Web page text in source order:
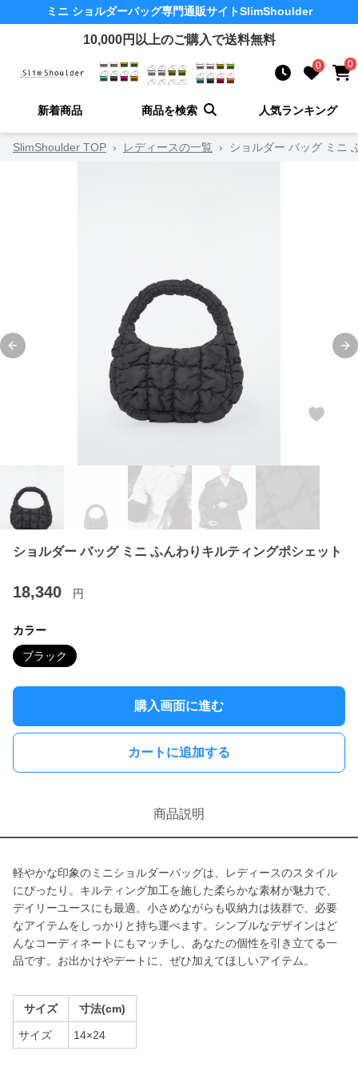
ミニ ショルダーバッグ専門通販サイトSlimShoulder
10,000円以上のご購入で送料無料
0 0
新着商品 商品を検索 人気ランキング
SlimShoulder TOP › レディースの一覧 › ショルダー バッグ ミニ
Previous slide
ショルダー バッグ ミニ ふんわりキルティングポシェット
18,340 円
カラー
ブラック
購入画面に進む
カートに追加する
商品説明
軽やかな印象のミニショルダーバッグは、レディースのスタイル
にぴったり。キルティング加工を施した柔らかな素材が魅力で、
デイリーユースにも最適。小さめながらも収納力は抜群で、必要
なアイテムをしっかりと持ち運べます。シンプルなデザインはど
んなコーディネートにもマッチし、あなたの個性を引き立てる一
品です。お出かけやデートに、ぜひ加えてほしいアイテム。
サイズ 寸法(cm)
サイズ 14×24